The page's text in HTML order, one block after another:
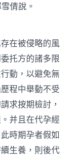
倩說。
在被侵略的風
托方的諸多限
動，以避免無
程中舉動不受
求按期檢討，
并且在代孕經
時期孕者假如
生養，則後代